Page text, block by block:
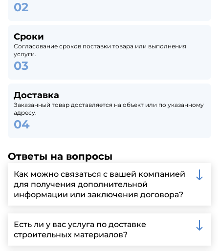
Сроки
Согласование сроков поставки товара или выполнения
услуги.
Доставка
Заказанный товар доставляется на объект или по указанному
адресу.
Ответы на вопросы
Как можно связаться с вашей компанией
для получения дополнительной
информации или заключения договора?
запрос через нашу официальную почту или
заполнить форму на нашем сайте для более
детальной информации и организации встречи.
Есть ли у вас услуга по доставке
строительных материалов?